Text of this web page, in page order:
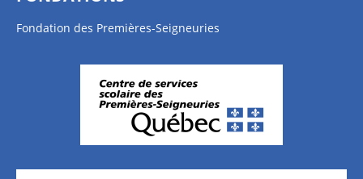
Fondation des Premières-Seigneuries